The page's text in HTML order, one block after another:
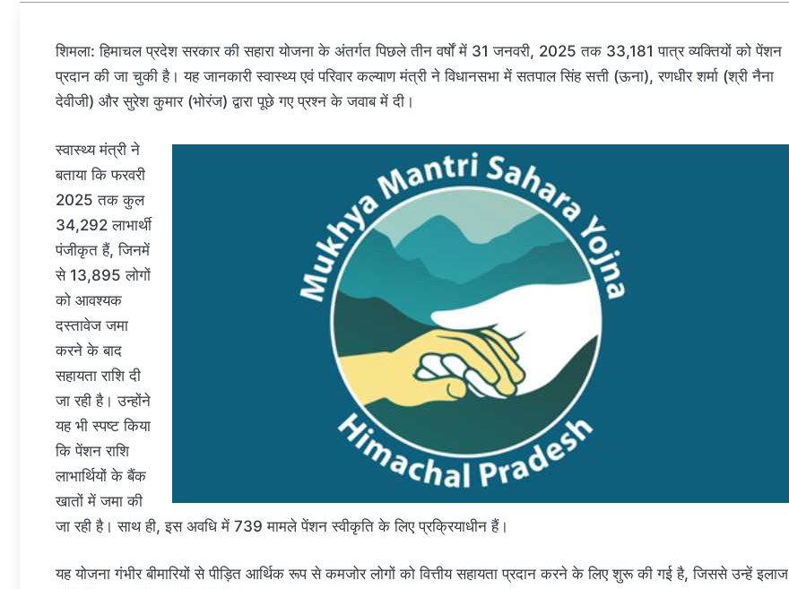
शिमला: हिमाचल प्रदेश सरकार की सहारा योजना के अंतर्गत पिछले तीन वर्षों में 31 जनवरी, 2025 तक 33,181 पात्र व्यक्तियों को पेंशन
प्रदान की जा चुकी है। यह जानकारी स्वास्थ्य एवं परिवार कल्याण मंत्री ने विधानसभा में सतपाल सिंह सत्ती (ऊना), रणधीर शर्मा (श्री नैना
देवीजी) और सुरेश कुमार (भोरंज) द्वारा पूछे गए प्रश्न के जवाब में दी।
स्वास्थ्य मंत्री ने
बताया कि फरवरी
2025 तक कुल
34,292 लाभार्थी
पंजीकृत हैं, जिनमें
से 13,895 लोगों
को आवश्यक
दस्तावेज जमा
करने के बाद
सहायता राशि दी
जा रही है। उन्होंने
यह भी स्पष्ट किया
कि पेंशन राशि
लाभार्थियों के बैंक
खातों में जमा की
जा रही है। साथ ही, इस अवधि में 739 मामले पेंशन स्वीकृति के लिए प्रक्रियाधीन हैं।
यह योजना गंभीर बीमारियों से पीड़ित आर्थिक रूप से कमजोर लोगों को वित्तीय सहायता प्रदान करने के लिए शुरू की गई है, जिससे उन्हें इलाज